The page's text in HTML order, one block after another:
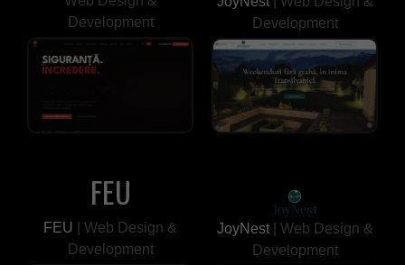
Development
Development
FEU
FEU
| Web Design &
Development
JoyNest
| Web Design &
Development